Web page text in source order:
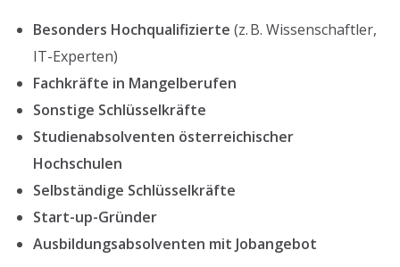
Besonders Hochqualifizierte (z. B. Wissenschaftler,
IT-Experten)
Fachkräfte in Mangelberufen
Sonstige Schlüsselkräfte
Studienabsolventen österreichischer
Hochschulen
Selbständige Schlüsselkräfte
Start-up-Gründer
Ausbildungsabsolventen mit Jobangebot